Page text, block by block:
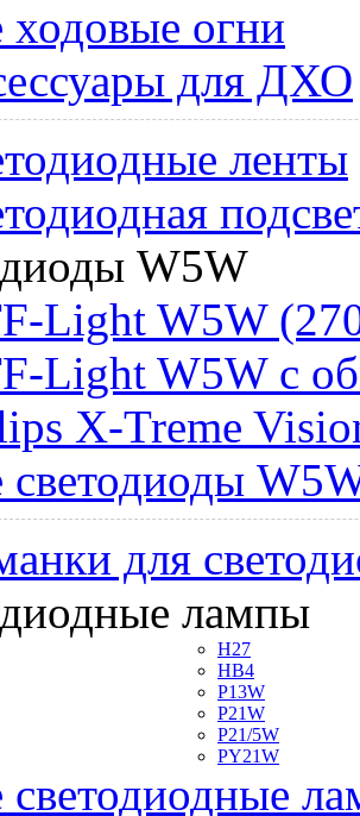
ходовые огни
для ДХО
ленты
W5W
Light W5W
Light W5W с
X-Treme
светодиоды
для
лампы
H27
HB4
P13W
P21W
P21/5W
PY21W
светодиодные